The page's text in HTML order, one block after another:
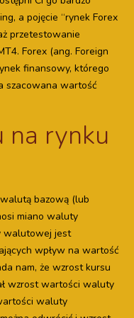
a pojęcie “rynek Forex
przetestowanie
Forex (ang. Foreign
finansowy, którego
szacowana wartość
na rynku
bazową (lub
miano waluty
walutowej jest
wpływ na wartość
nam, że wzrost kursu
wzrost wartości waluty
waluty